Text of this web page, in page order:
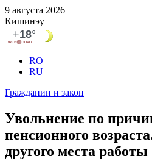
9 августа 2026
Кишинэу
RO
RU
Гражданин и закон
Увольнение по
пенсионного
другого места работы